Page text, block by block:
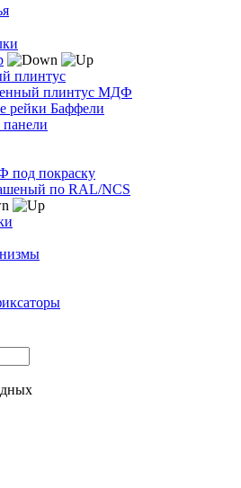
плинтус
плинтус МДФ
рейки Баффели
покраску
по RAL/NCS